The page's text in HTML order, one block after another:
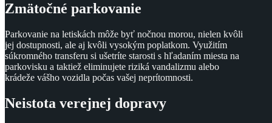
Zmätočné parkovanie
Parkovanie na letiskách môže byť nočnou morou, nielen kvôli
jej dostupnosti, ale aj kvôli vysokým poplatkom. Využitím
súkromného transferu si ušetríte starosti s hľadaním miesta na
parkovisku a taktiež eliminujete riziká vandalizmu alebo
krádeže vášho vozidla počas vašej neprítomnosti.
Neistota verejnej dopravy